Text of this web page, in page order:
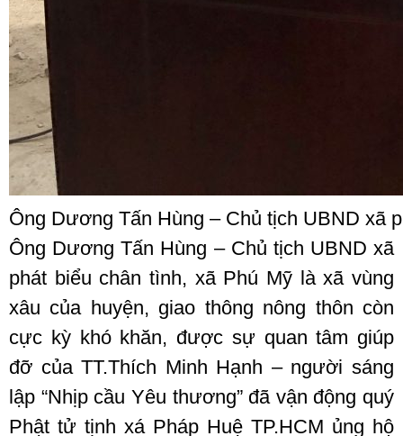
Ông Dương Tấn Hùng – Chủ tịch UBND xã
Ông Dương Tấn Hùng – Chủ tịch UBND xã
phát biểu chân tình, xã Phú Mỹ là xã vùng
xâu của huyện, giao thông nông thôn còn
cực kỳ khó khăn, được sự quan tâm giúp
đỡ của TT.Thích Minh Hạnh – người sáng
lập “Nhịp cầu Yêu thương” đã vận động quý
Phật tử tịnh xá Pháp Huệ TP.HCM ủng hộ